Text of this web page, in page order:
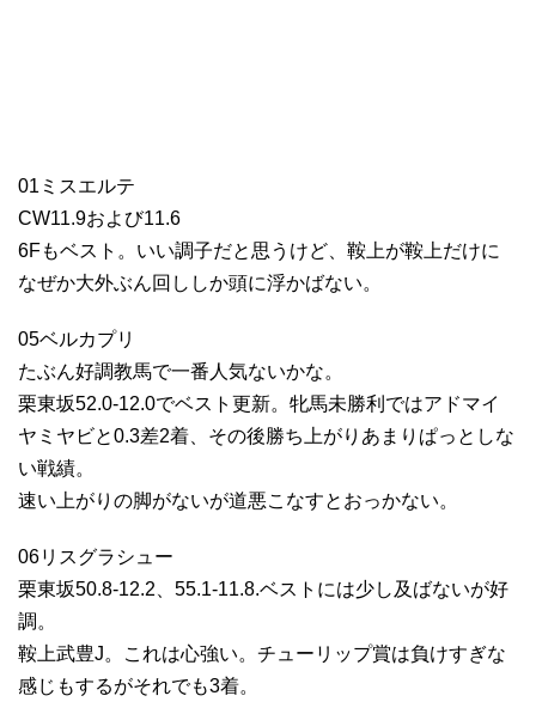
01ミスエルテ
CW11.9および11.6
6Fもベスト。いい調子だと思うけど、鞍上が鞍上だけに
なぜか大外ぶん回ししか頭に浮かばない。
05ベルカプリ
たぶん好調教馬で一番人気ないかな。
栗東坂52.0-12.0でベスト更新。牝馬未勝利ではアドマイ
ヤミヤビと0.3差2着、その後勝ち上がりあまりぱっとしな
い戦績。
速い上がりの脚がないが道悪こなすとおっかない。
06リスグラシュー
栗東坂50.8-12.2、55.1-11.8.ベストには少し及ばないが好
調。
鞍上武豊J。これは心強い。チューリップ賞は負けすぎな
感じもするがそれでも3着。